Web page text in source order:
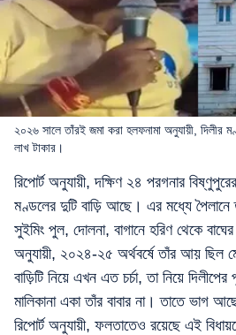
২০২৬ সালে তাঁরই জমা করা হলফনামা অনুযায়ী,
লাখ টাকার।
রিপোর্ট অনুযায়ী, দক্ষিণ ২৪ পরগনার
মণ্ডলের দুটি বাড়ি আছে। এর মধ্যে পৈলানে
সুইমিং পুল, দোলনা, বাগানে হরিণ থেকে
অনুযায়ী, ২০২৪-২৫ অর্থবর্ষে তাঁর আয় ছিল
বাড়িটি নিয়ে এখন এত চর্চা, তা নিয়ে দিলীপের
মালিকানা একা তাঁর বাবার না। তাতে ভাগ
রিপোর্ট অনুযায়ী, ফলতাতেও রয়েছে এই